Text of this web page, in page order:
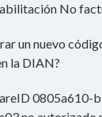
No
un nuevo
la DIAN?
0805a610-